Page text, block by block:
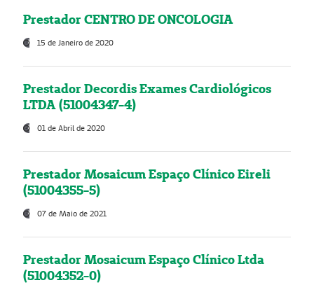
Prestador CENTRO DE ONCOLOGIA
15 de Janeiro de 2020
Prestador Decordis Exames Cardiológicos
LTDA (51004347-4)
01 de Abril de 2020
Prestador Mosaicum Espaço Clínico Eireli
(51004355-5)
07 de Maio de 2021
Prestador Mosaicum Espaço Clínico Ltda
(51004352-0)